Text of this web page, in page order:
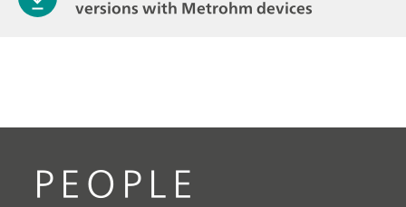
versions with Metrohm devices
PEOPLE